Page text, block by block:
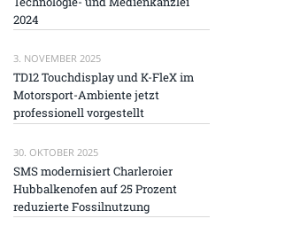
2024
3. NOVEMBER 2025
TD12 Touchdisplay und K-FleX im
Motorsport-Ambiente jetzt
professionell vorgestellt
30. OKTOBER 2025
SMS modernisiert Charleroier
Hubbalkenofen auf 25 Prozent
reduzierte Fossilnutzung